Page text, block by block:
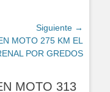
Siguiente →
MOTO 275 KM EL
POR GREDOS
MOTO 313